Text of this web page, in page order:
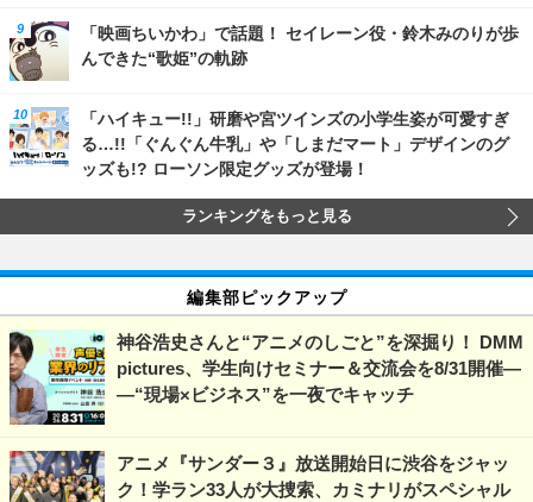
「映画ちいかわ」で話題！ セイレーン役・鈴木みのりが歩
んできた“歌姫”の軌跡
「ハイキュー!!」研磨や宮ツインズの小学生姿が可愛すぎ
る…!!「ぐんぐん牛乳」や「しまだマート」デザインのグ
ッズも!? ローソン限定グッズが登場！
ランキングをもっと見る
編集部ピックアップ
神谷浩史さんと“アニメのしごと”を深掘り！ DMM
pictures、学生向けセミナー＆交流会を8/31開催―
―“現場×ビジネス”を一夜でキャッチ
アニメ『サンダー３』放送開始日に渋谷をジャッ
ク！学ラン33人が大捜索、カミナリがスペシャル